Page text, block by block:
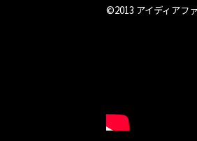
©2013 アイディアフ